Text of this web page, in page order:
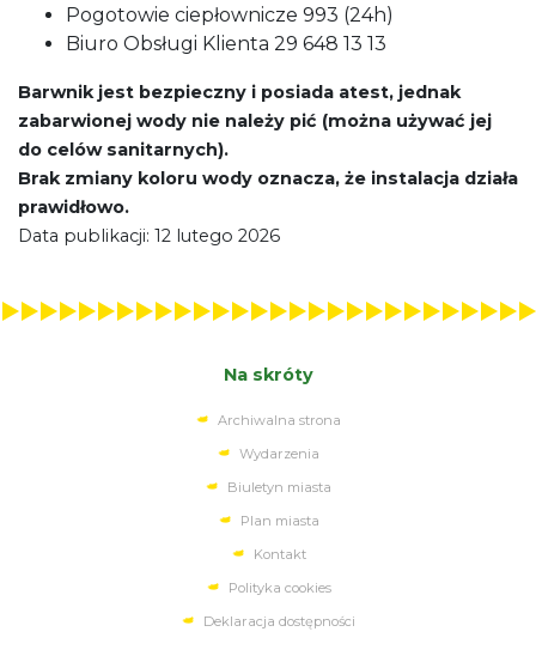
Pogotowie ciepłownicze 993 (24h)
Biuro Obsługi Klienta 29 648 13 13
Barwnik jest bezpieczny i posiada atest, jednak
zabarwionej wody nie należy pić (można używać jej
do celów sanitarnych).
Brak zmiany koloru wody oznacza, że instalacja działa
prawidłowo.
Data publikacji: 12 lutego 2026
Na skróty
Archiwalna strona
Wydarzenia
Biuletyn miasta
Plan miasta
Kontakt
Polityka cookies
Deklaracja dostępności